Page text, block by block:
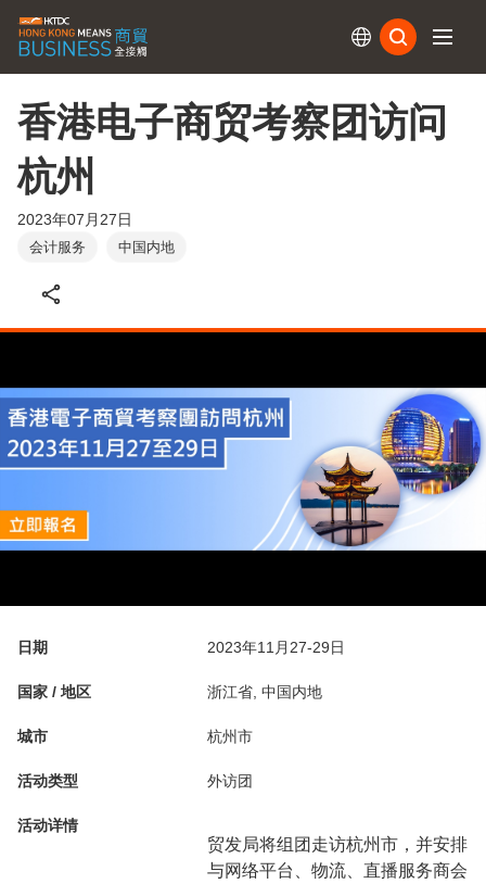
香港电子商贸考察团访问
杭州
2023年07月27日
会计服务 中国内地
日期 2023年11月27-29日
国家 / 地区 浙江省, 中国内地
城市 杭州市
活动类型 外访团
活动详情
贸发局将组团走访杭州市，并安排
与网络平台、物流、直播服务商会